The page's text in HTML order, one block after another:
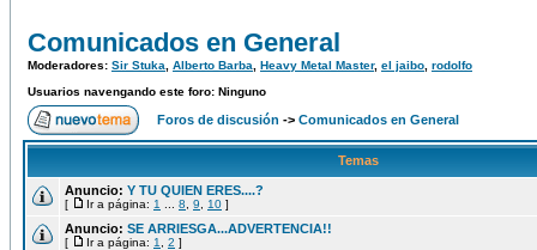
Comunicados en General
Moderadores: Sir Stuka Alberto Barba Heavy Metal Master, el jaibo rodolfo
Usuarios navengando este foro: Ninguno
Foros de discusión -> Comunicados en General
Temas
Anuncio: Y TU QUIEN ERES....?
[ Ir a página: 1 8 9 10 ]
Anuncio: SE ARRIESGA...ADVERTENCIA!!
[ Ir a página: 1 2 ]